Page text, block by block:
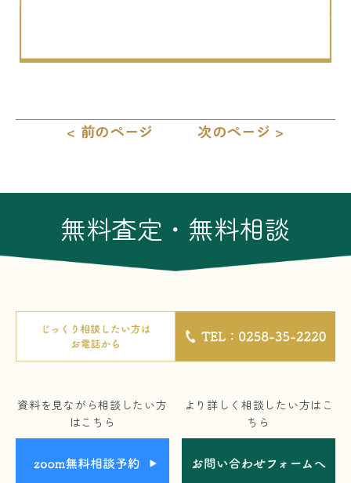
< 前のページ 次のページ >
無料査定・無料相談
資料を見ながら相談したい方
はこちら
より詳しく相談したい方はこ
ちら